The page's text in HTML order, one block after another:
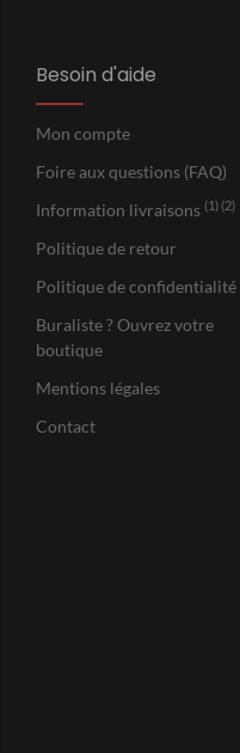
Besoin d'aide
Mon compte
Foire aux questions (FAQ)
Information livraisons (1) (2)
Politique de retour
Politique de confidentialité
Buraliste ? Ouvrez votre
boutique
Mentions légales
Contact